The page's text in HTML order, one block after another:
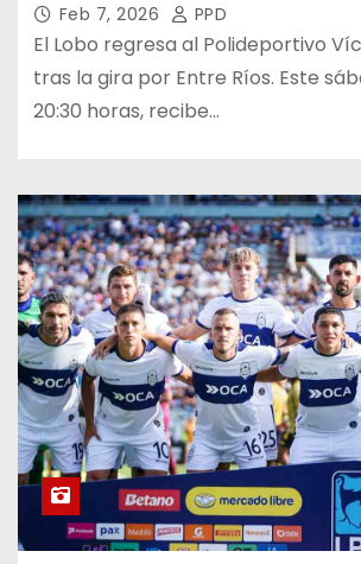
Feb 7, 2026 PPD
El Lobo regresa al Polideportivo
tras la gira por Entre Ríos. Este
20:30 horas, recibe…